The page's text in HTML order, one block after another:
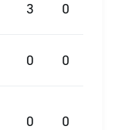
3 0
0 0
0 0